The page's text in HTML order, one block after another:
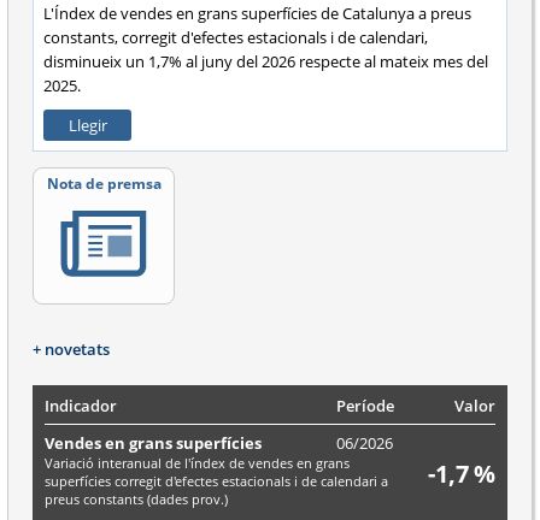
L'Índex de vendes en grans superfícies de Catalunya a preus
constants, corregit d'efectes estacionals i de calendari,
disminueix un 1,7% al juny del 2026 respecte al mateix mes del
2025.
Llegir
Nota de premsa
+ novetats
Indicador Període
Valor
Vendes en grans superfícies
06/2026
-1,7 %
Variació interanual de l'índex de vendes en grans
superfícies corregit d'efectes estacionals i de calendari a
preus constants (dades prov.)